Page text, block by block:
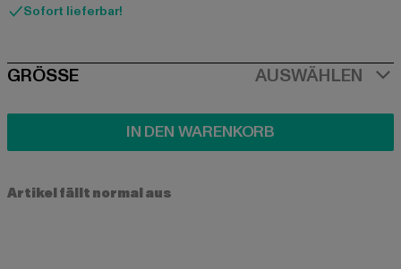
Sofort lieferbar!
SIZE
GRÖSSE AUSWÄHLEN
IN DEN WARENKORB
Artikel fällt normal aus